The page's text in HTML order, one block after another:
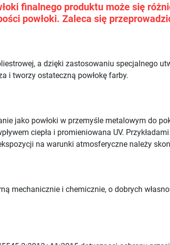
finalnego produktu może się
powłoki. Zaleca się
a dzięki zastosowaniu specjalnego
i tworzy ostateczną powłokę farby.
jako powłoki w przemyśle metalowym do
ciepła i promieniowana UV.
na warunki atmosferyczne należy
mechanicznie i chemicznie, o dobrych